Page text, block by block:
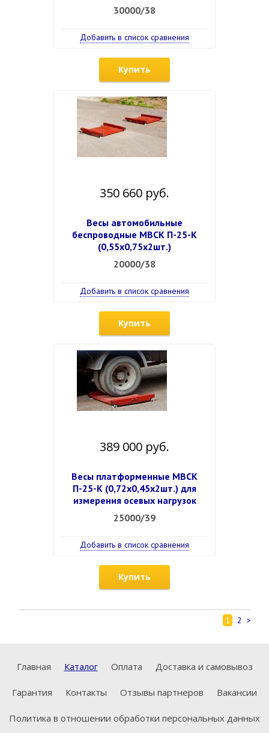
30000/38
Добавить в список сравнения
Купить
350 660 руб.
Весы автомобильные
беспроводные МВСК П-25-К
(0,55х0,75х2шт.)
20000/38
Добавить в список сравнения
Купить
389 000 руб.
Весы платформенные МВСК
П-25-К (0,72х0,45х2шт.) для
измерения осевых нагрузок
25000/39
Добавить в список сравнения
Купить
1 2 >
Главная Каталог Оплата Доставка и самовывоз
Гарантия Контакты Отзывы партнеров Вакансии
Политика в отношении обработки персональных данных